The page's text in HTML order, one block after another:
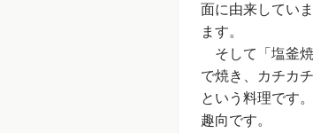
面に由来してい
ます。
そして「塩釜焼
で焼き、カチカ
という料理です
趣向です。